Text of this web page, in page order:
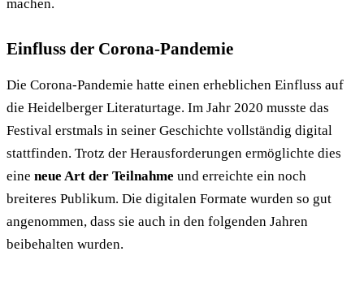
machen.
Einfluss der Corona-Pandemie
Die Corona-Pandemie hatte einen erheblichen Einfluss auf
die Heidelberger Literaturtage. Im Jahr 2020 musste das
Festival erstmals in seiner Geschichte vollständig digital
stattfinden. Trotz der Herausforderungen ermöglichte dies
eine neue Art der Teilnahme und erreichte ein noch
breiteres Publikum. Die digitalen Formate wurden so gut
angenommen, dass sie auch in den folgenden Jahren
beibehalten wurden.